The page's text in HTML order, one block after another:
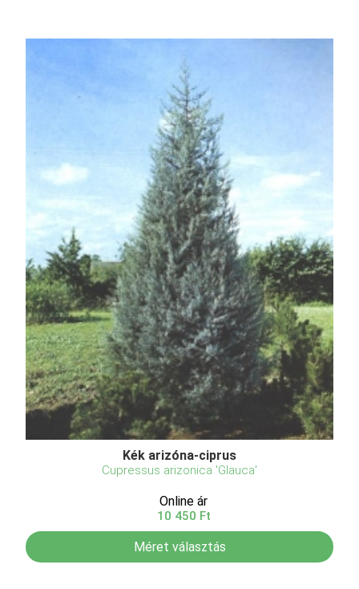
Kék arizóna-ciprus
Cupressus arizonica 'Glauca'
Online ár
10 450 Ft
Méret választás